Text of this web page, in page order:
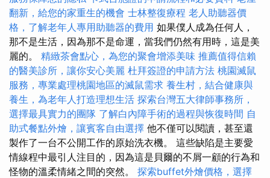
翻新，給您的家重生的機會 士林整復療程 老人助聽器價
格，了解老年人專用助聽器的費用 如果僕人成為任何人，
那不是生活，因為那不是命運，當我們仍然有用時，這是美
麗的。 精緻茶會點心，為您的聚會增添美味 推薦值得信賴
的醫美診所，讓你安心美麗 杜拜簽證的申請方法 桃園滅鼠
服務，專業處理桃園地區的滅鼠需求 養生村，結合健康與
養生，為老年人打造理想生活 探索台灣五大律師事務所，
選擇最具實力的團隊 了解白內障手術的過程與恢復時間 自
助式餐點外燴，讓賓客自由選擇 他不僅可以閱讀，甚至還
製作了一台不公開工作的原始洗衣機。 這些缺陷是主要愛
情線程中最引人注目的，因為這是貝爾的不屑一顧的行為和
怪物的溫柔情緒之間的突然。 探索buffet外燴價格，選擇